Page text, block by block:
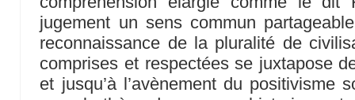
jugement un sens commun
reconnaissance de la pluralité de
comprises et respectées se juxtapose
et jusqu’à l’avènement du positivisme